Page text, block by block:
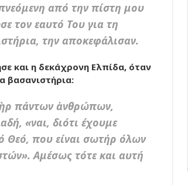
από την πίστη μου
τον εαυτό Του για τη
την αποκεφάλισαν.
και η δεκάχρονη Ελπίδα, όταν
βασανιστήρια:
πάντων ἀνθρώπων,
«ναι, διότι έχουμε
Θεό, που είναι σωτήρ όλων
Αμέσως τότε και αυτή